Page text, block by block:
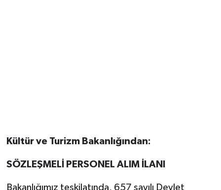
Kültür ve Turizm Bakanlığından:
SÖZLEŞMELİ PERSONEL ALIM İLANI
Bakanlığımız teşkilatında, 657 sayılı Devlet